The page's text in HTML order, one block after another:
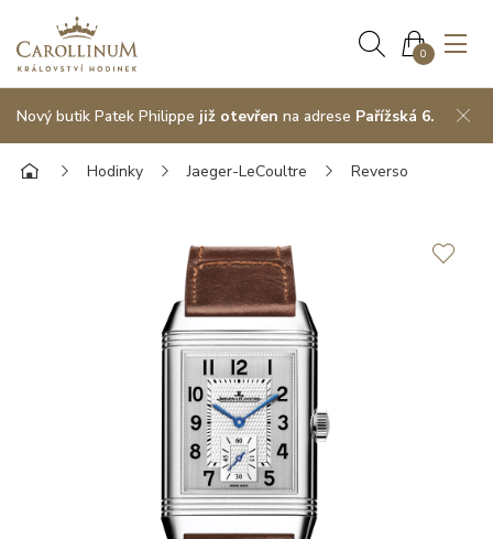
0
Nový butik Patek Philippe již otevřen na adrese Pařížská 6.
Hodinky Jaeger-LeCoultre Reverso